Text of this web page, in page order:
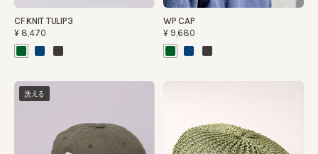
CF KNIT TULIP3
¥8,470
WP CAP
¥9,680
洗える